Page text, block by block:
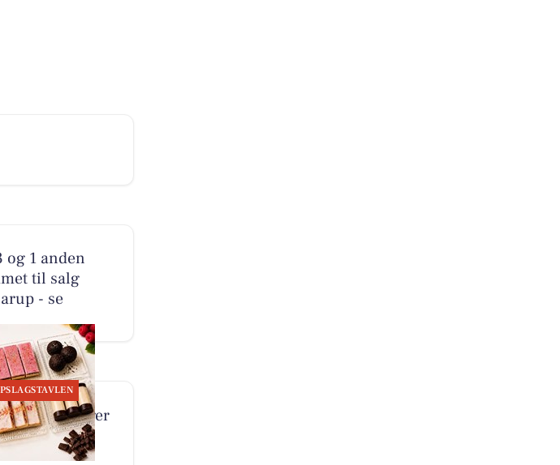
1 anden
til salg
- se
3 tørkager